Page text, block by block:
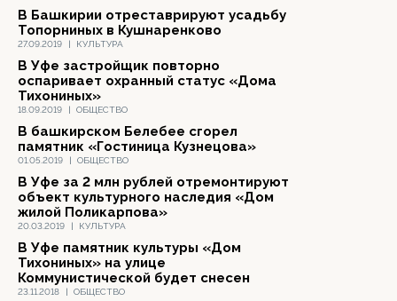
27.09.2019 | КУЛЬТУРА
В Башкирии отреставрируют усадьбу
Топорниных в Кушнаренково
18.09.2019 | ОБЩЕСТВО
В Уфе застройщик повторно
оспаривает охранный статус «Дома
Тихониных»
01.05.2019 | ОБЩЕСТВО
В башкирском Белебее сгорел
памятник «Гостиница Кузнецова»
20.03.2019 | КУЛЬТУРА
В Уфе за 2 млн рублей отремонтируют
объект культурного наследия «Дом
жилой Поликарпова»
23.11.2018 | ОБЩЕСТВО
В Уфе памятник культуры «Дом
Тихониных» на улице
Коммунистической будет снесен